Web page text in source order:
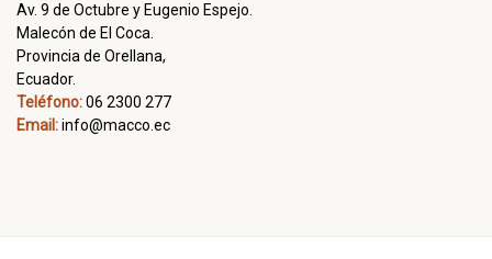
Av. 9 de Octubre y Eugenio Espejo.
Malecón de El Coca.
Provincia de Orellana,
Ecuador.
Teléfono:06 2300 277
Email:info@macco.ec